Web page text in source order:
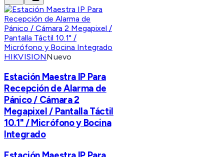
HIKVISIONNuevo
Estación Maestra IP Para
Recepción de Alarma de
Pánico / Cámara 2
Megapixel / Pantalla Táctil
10.1" / Micrófono y Bocina
Integrado